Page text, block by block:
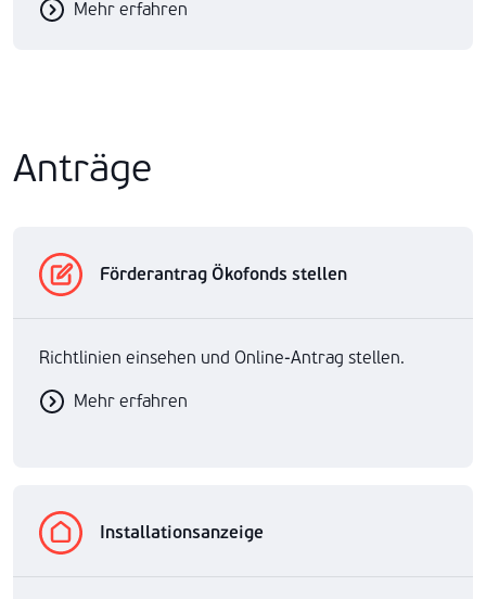
Mehr erfahren
Anträge
Förderantrag Ökofonds stellen
Richtlinien einsehen und Online-Antrag stellen.
Mehr erfahren
Installationsanzeige